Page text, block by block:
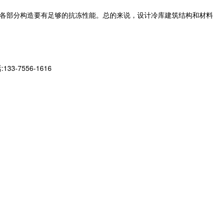
分构造要有足够的抗冻性能。总的来说，设计冷库建筑结构和材料
:133-7556-1616